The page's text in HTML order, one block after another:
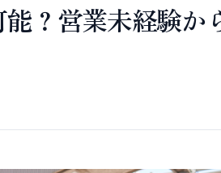
？営業未経験か